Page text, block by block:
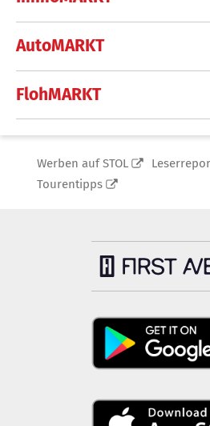
AutoMARKT
FlohMARKT
Werben auf STOL
Tourentipps